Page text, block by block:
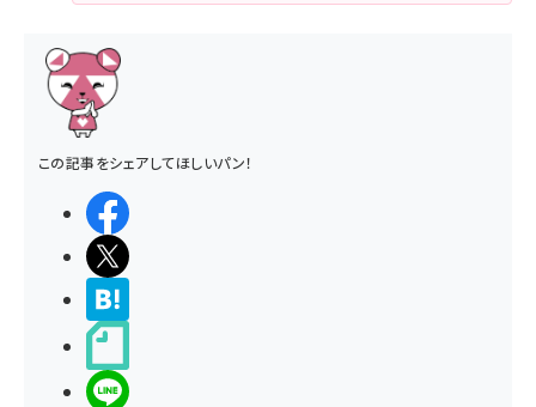
この記事をシェアしてほしいパン！